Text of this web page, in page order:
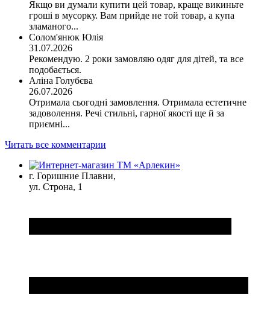
Якщо ви думали купити цей товар, краще викиньте
гроші в мусорку. Вам прийде не той товар, а купа
зламаного...
Солом'янюк Юлія
31.07.2026
Рекомендую. 2 роки замовляю одяг для дітей, та все
подобається.
Аліна Голубєва
26.07.2026
Отримала сьогодні замовлення. Отримала естетичне
задоволення. Речі стильні, гарної якості ще й за
приємні...
Читать все комментарии
г. Горишние Плавни,
ул. Строна, 1